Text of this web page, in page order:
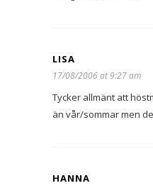
LISA
17/08/2006 at 9:27 am
Tycker allmänt att
än vår/sommar men
HANNA